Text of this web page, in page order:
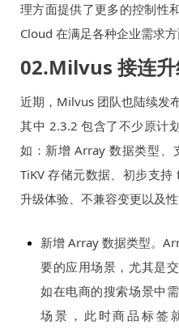
理方面提供了更多的控制性
Cloud 在满足各种企业需求方
02.Milvus 接连升
近期，Milvus 团队也陆续发
其中 2.3.2 包含了不少原计
如：新增 Array 数据类型、
TiKV 存储元数据、初步支
升级体验、不兼容变更以及性
新增 Array 数据类型。
要的应用场景，尤其是
如在电商的搜索场景中
场景，此时商品标签